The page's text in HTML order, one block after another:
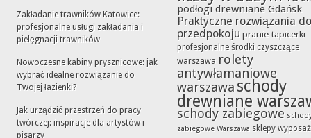
Zakładanie trawników Katowice:
profesjonalne usługi zakładania i
pielęgnacji trawników
Nowoczesne kabiny prysznicowe: jak
wybrać idealne rozwiązanie do
Twojej łazienki?
Jak urządzić przestrzeń do pracy
twórczej: inspiracje dla artystów i
pisarzy
podłogi drewniane Gdańsk
Praktyczne rozwiązania do
przedpokoju pranie tapicerki
profesjonalne środki czyszczące
warszawa rolety
antywłamaniowe
warszawa schody
drewniane
schody zabiegowe
zabiegowe Warszawa sklepy